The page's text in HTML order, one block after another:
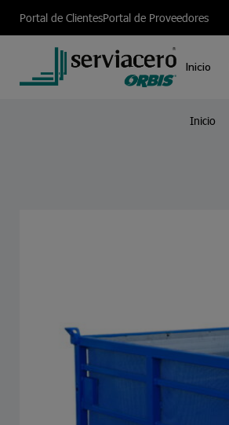
Portal de ClientesPortal de Proveedores
Inicio
Inicio